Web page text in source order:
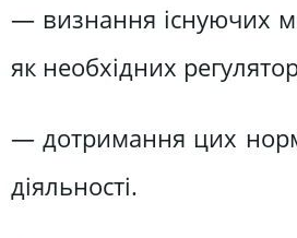
— визнання існуючих
як необхідних
— дотримання цих
діяльності.